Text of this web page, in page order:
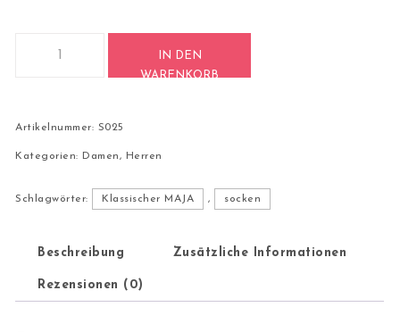
IN DEN
WARENKORB
Artikelnummer: S025
Kategorien: Damen, Herren
Schlagwörter: Klassischer MAJA , socken
Beschreibung Zusätzliche Informationen
Rezensionen (0)